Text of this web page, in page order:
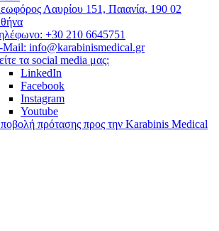
Λαυρίου 151, Παιανία, 190 02
+30 210 6645751
Mail: info@karabinismedical.gr
τα social media μας:
LinkedIn
Facebook
Instagram
Youtube
πρότασης προς την Karabinis Medical